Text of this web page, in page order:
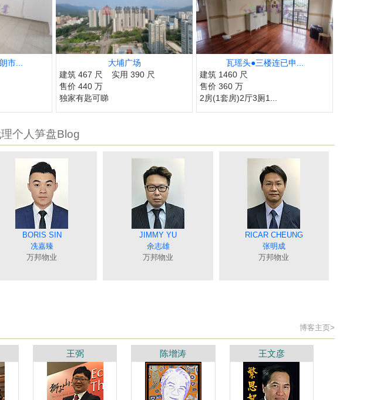
市...
大埔广场
建筑 467 尺
实用 390 尺
售价 440 万
独家有匙可睇
瓦瑶头●三楼连已申...
建筑 1460 尺
售价 360 万
2房(1套房)2厅3厕1...
个人笋盘Blog
MAY NIP
聂美玲
万邦物业
MAGGIE WONG
黄美英
万邦物业
SISI LIAO
廖细凤
万邦物业
DEBBIE TONG
唐英霞
万邦物业
BORIS SIN
冼嘉臻
万邦物业
JUNE TSE
谢爱珍
万邦物业
CRYSTAL CHOY
蔡秀晶
万邦物业
MEI NG
吴美美
万邦物业
ELIZA LIN
连爱玲
万邦物业
JIMMY YU
余志雄
万邦物业
BILLY LAU
万邦物业
ANGEL CHUNG
钟唯美
万邦物业
CANDY CHAN
陈诗佩
万邦物业
TAT NG
伍志达
万邦物业
RICAR CHEUNG
张明成
万邦物业
博客主页>
王弼 陈增涛 王文彦